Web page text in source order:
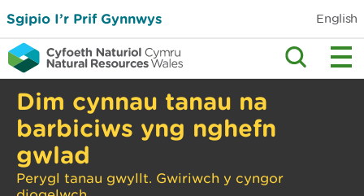
Sgipio I’r Prif Gynnwys English
Dim cynnau tanau na
barbiciws yng nghefn
gwlad
Perygl tanau gwyllt. Gwiriwch y cyngor